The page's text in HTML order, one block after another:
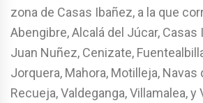
zona de Casas Ibañez, a la que
Abengibre, Alcalá del Júcar, Casas
Juan Nuñez, Cenizate,
Jorquera, Mahora, Motilleja, Navas
Recueja, Valdeganga, Villamalea,